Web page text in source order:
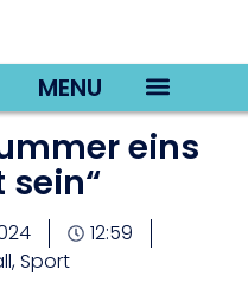
MENU
eins
sein“
12:59
,Sport